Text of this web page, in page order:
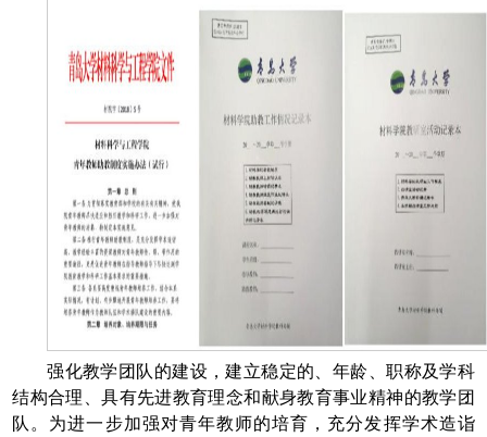
强化教学团队的建设，建立稳定的、年龄、职称及学科
结构合理、具有先进教育理念和献身教育事业精神的教学团
队。为进一步加强对青年教师的培育，充分发挥学术造诣